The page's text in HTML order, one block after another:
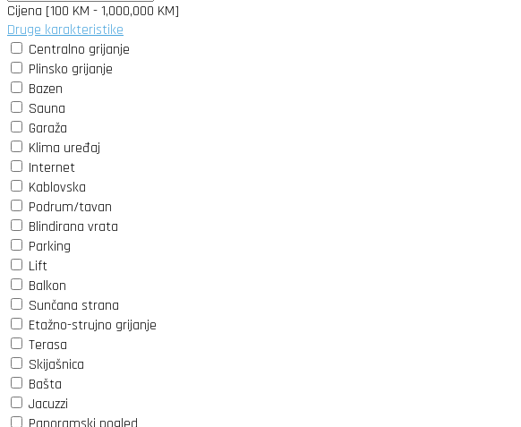
Cijena [100 KM -1,000,000 KM]
Druge karakteristike
Centralno grijanje
Plinsko grijanje
Bazen
Sauna
Garaža
Klima uređaj
Internet
Kablovska
Podrum/tavan
Blindirana vrata
Parking
Lift
Balkon
Sunčana strana
Etažno-strujno grijanje
Terasa
Skijašnica
Bašta
Jacuzzi